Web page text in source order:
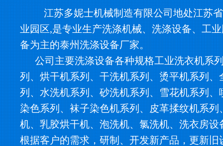
江苏多妮士机械制造有限公司地处江苏
业园区,是专业生产洗涤机械、洗涤设备、工
备为主的泰州洗涤设备厂家。
公司主要洗涤设备各种规格工业洗衣机系
列、烘干机系列、干洗机系列、烫平机系列、
列、水洗机系列、砂洗机系列、雪花机系列、
染色系列、袜子染色机系列、皮革揉纹机系列
机、乳胶烘干机、泡洗机、氯洗机、洗衣房设
根据客户的需求，研制、开发新产品，更新旧